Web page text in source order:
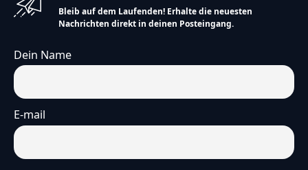
Bleib auf dem Laufenden! Erhalte die neuesten
Nachrichten direkt in deinen Posteingang.
Dein Name
E-mail